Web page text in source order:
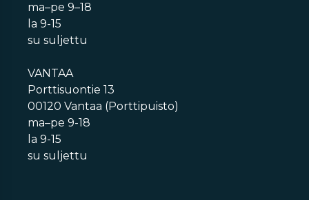
ma–pe 9–18
la 9-15
su suljettu
VANTAA
Porttisuontie 13
00120 Vantaa (Porttipuisto)
ma–pe 9-18
la 9-15
su suljettu